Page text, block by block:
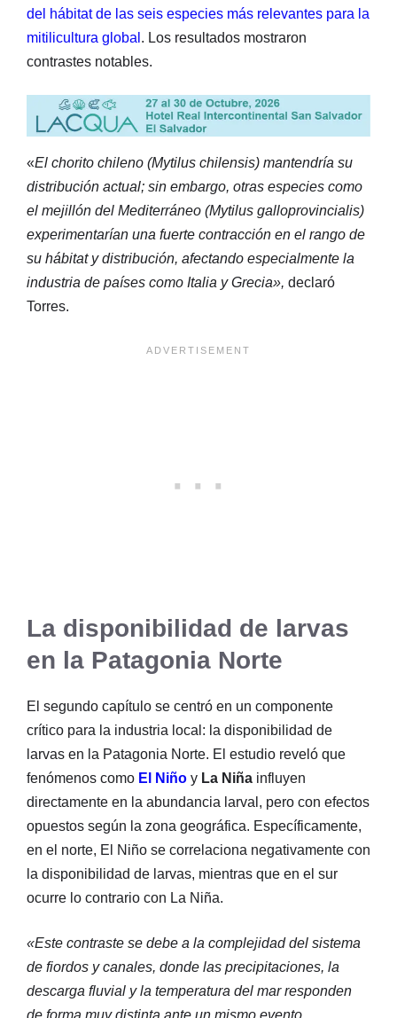
del hábitat de las seis especies más relevantes para la
mitilicultura global . Los resultados mostraron
contrastes notables.
«El chorito chileno (Mytilus chilensis) mantendría su
distribución actual; sin embargo, otras especies como
el mejillón del Mediterráneo (Mytilus galloprovincialis)
experimentarían una fuerte contracción en el rango de
su hábitat y distribución, afectando especialmente la
industria de países como Italia y Grecia», declaró
Torres.
La disponibilidad de larvas
en la Patagonia Norte
El segundo capítulo se centró en un componente
crítico para la industria local: la disponibilidad de
larvas en la Patagonia Norte. El estudio reveló que
fenómenos como El Niño y La Niña influyen
directamente en la abundancia larval, pero con efectos
opuestos según la zona geográfica. Específicamente,
en el norte, El Niño se correlaciona negativamente con
la disponibilidad de larvas, mientras que en el sur
ocurre lo contrario con La Niña.
«Este contraste se debe a la complejidad del sistema
de fiordos y canales, donde las precipitaciones, la
descarga fluvial y la temperatura del mar responden